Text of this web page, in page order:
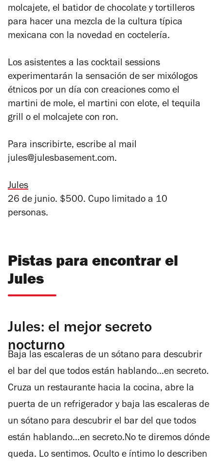
molcajete, el batidor de chocolate y tortilleros
para hacer una mezcla de la cultura típica
mexicana con la novedad en coctelería.
Los asistentes a las cocktail sessions
experimentarán la sensación de ser mixólogos
étnicos por un día con creaciones como el
martini de mole, el martini con elote, el tequila
grill o el molcajete con ron.
Para inscribirte, escribe al mail
jules@julesbasement.com.
Jules
26 de junio. $500. Cupo limitado a 10
personas.
Pistas para encontrar el
Jules
Jules: el mejor secreto
nocturno
Baja las escaleras de un sótano para descubrir
el bar del que todos están hablando…en secreto.
Cruza un restaurante hacia la cocina, abre la
puerta de un refrigerador y baja las escaleras de
un sótano para descubrir el bar del que todos
están hablando...en secreto.No te diremos dónde
queda. Lo sentimos. Oculto e íntimo lo describen